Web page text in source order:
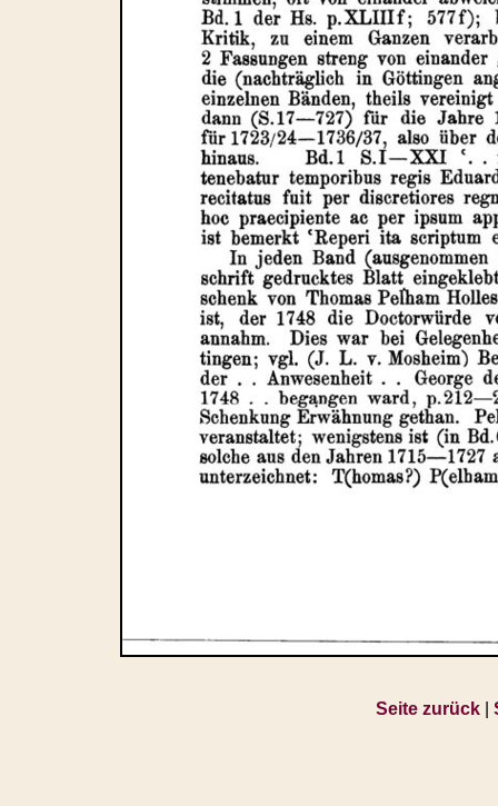
Seite zurück|